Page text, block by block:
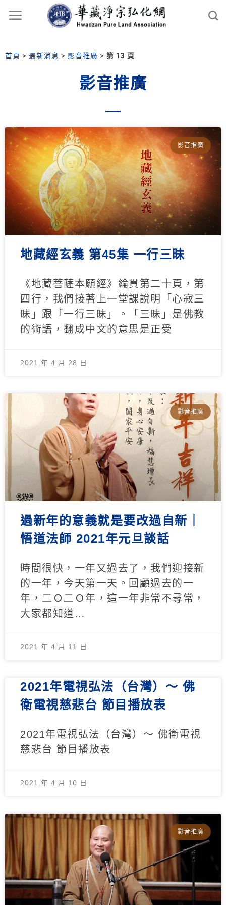
首頁 > 最新消息 > 影音推廣 > 第 13 頁
影音推廣
影音推廣
地藏經玄義 第45集 一行三昧
《地藏菩薩本願經》綸貫第二十頁，第
四行，我們接著上一堂課說明「心寂三
昧」跟「一行三昧」。「三昧」是佛教
的術語，翻成中文的意思是正受
2021 年 4 月 28 日
影音推廣
過新年的意義就是要改過自新｜
悟道法師 2021年元旦談話
時間很快，一年又過去了，我們迎接新
的一年，今天第一天。回顧過去的一
年，二Ｏ二Ｏ年，這一年非常不尋常，
大家都知道…
2021 年 4 月 11 日
2021年電視弘法（台灣）～ 佛
衛電視慈悲台 節目播放表
2021年電視弘法（台灣）～ 佛衛電視
慈悲台 節目播放表
2021 年 4 月 10 日
影音推廣